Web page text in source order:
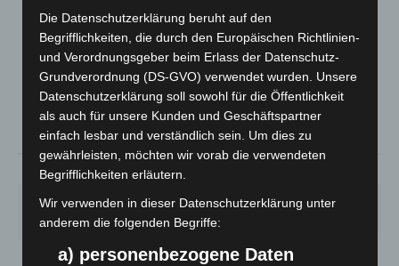
LANGENHAGEN
Klarer Himmel
24.3°C 25.2°
23.3°
38%
SA.
27°
SO.
34°
MO.
26°
DI. MI.
Die Datenschutzerklärung beruht auf den
Begrifflichkeiten, die durch den Europäischen Richtlinien-
und Verordnungsgeber beim Erlass der Datenschutz-
Grundverordnung (DS-GVO) verwendet wurden. Unsere
Datenschutzerklärung soll sowohl für die Öffentlichkeit
als auch für unsere Kunden und Geschäftspartner
einfach lesbar und verständlich sein. Um dies zu
gewährleisten, möchten wir vorab die verwendeten
Begrifflichkeiten erläutern.
Wir verwenden in dieser Datenschutzerklärung unter
anderem die folgenden Begriffe:
a) personenbezogene Daten